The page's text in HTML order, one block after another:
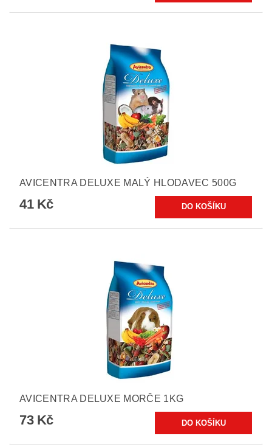
AVICENTRA DELUXE MALÝ HLODAVEC 500G
41 Kč
AVICENTRA DELUXE MORČE 1KG
73 Kč